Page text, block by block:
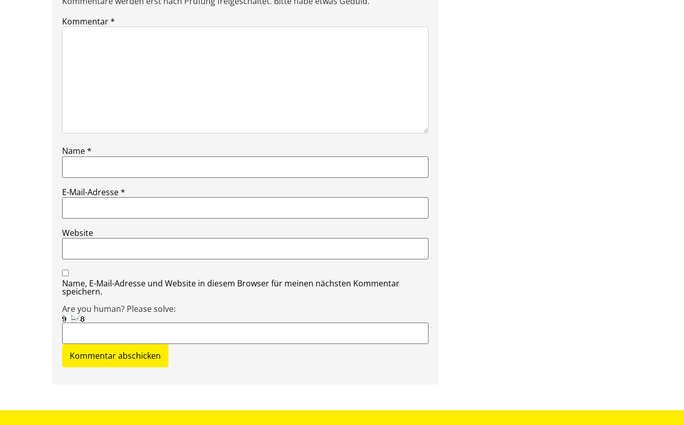
Kommentar*
Name*
E-Mail-Adresse*
Website
Name, E-Mail-Adresse und Website in diesem Browser für meinen nächsten Kommentar
speichern.
Are you human? Please solve: